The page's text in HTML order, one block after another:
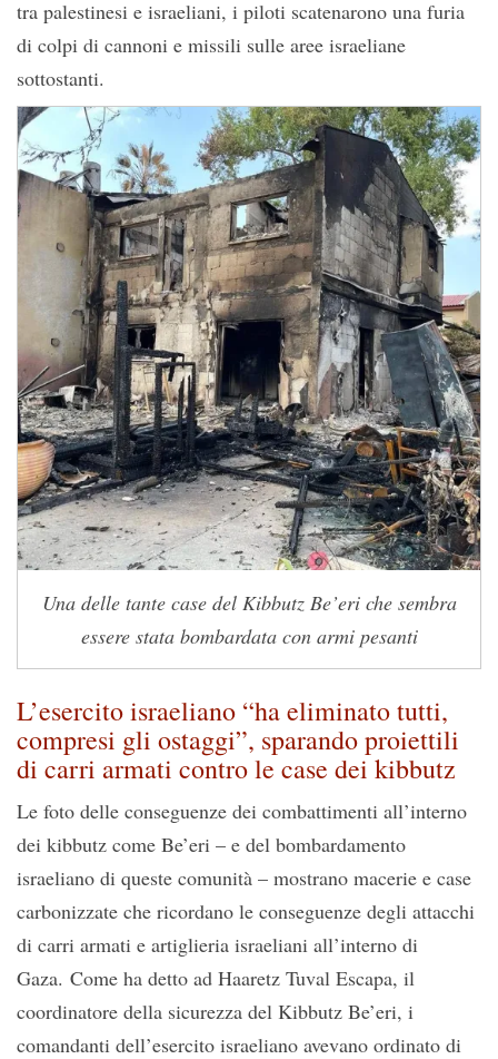
tra palestinesi e israeliani, i piloti scatenarono una furia
di colpi di cannoni e missili sulle aree israeliane
sottostanti.
Una delle tante case del Kibbutz Be’eri che sembra
essere stata bombardata con armi pesanti
L’esercito israeliano “ha eliminato tutti,
compresi gli ostaggi”, sparando proiettili
di carri armati contro le case dei kibbutz
Le foto delle conseguenze dei combattimenti all’interno
dei kibbutz come Be’eri – e del bombardamento
israeliano di queste comunità – mostrano macerie e case
carbonizzate che ricordano le conseguenze degli attacchi
di carri armati e artiglieria israeliani all’interno di
Gaza. Come ha detto ad Haaretz Tuval Escapa, il
coordinatore della sicurezza del Kibbutz Be’eri, i
comandanti dell’esercito israeliano avevano ordinato di